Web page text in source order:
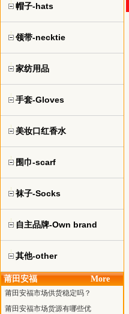
帽子-hats
领带-necktie
家纺用品
手套-Gloves
美妆口红香水
围巾-scarf
袜子-Socks
自主品牌-Own brand
其他-other
莆田安福 More
莆田安福市场供货稳定吗？
莆田安福市场货源有哪些优